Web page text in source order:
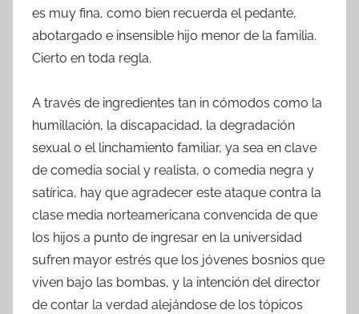
es muy fina, como bien recuerda el pedante,
abotargado e insensible hijo menor de la familia.
Cierto en toda regla.
A través de ingredientes tan in cómodos como la
humillación, la discapacidad, la degradación
sexual o el linchamiento familiar, ya sea en clave
de comedia social y realista, o comedia negra y
satírica, hay que agradecer este ataque contra la
clase media norteamericana convencida de que
los hijos a punto de ingresar en la universidad
sufren mayor estrés que los jóvenes bosnios que
viven bajo las bombas, y la intención del director
de contar la verdad alejándose de los tópicos